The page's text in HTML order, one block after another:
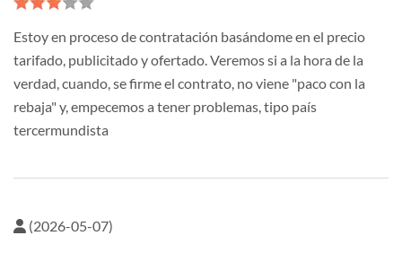
Estoy en proceso de contratación basándome en el precio
tarifado, publicitado y ofertado. Veremos si a la hora de la
verdad, cuando, se firme el contrato, no viene "paco con la
rebaja" y, empecemos a tener problemas, tipo país
tercermundista
(2026-05-07)